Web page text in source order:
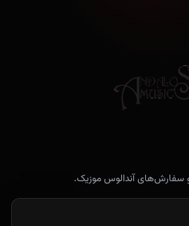
سفارش‌های آندالوس موزیک.